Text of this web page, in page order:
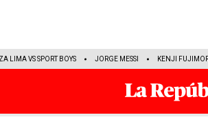
LIMA VS SPORT BOYS JORGE MESSI KENJI